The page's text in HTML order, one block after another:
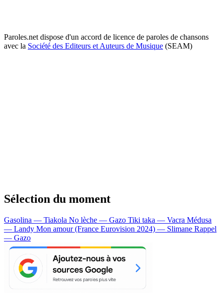
Paroles.net dispose d'un accord de licence de paroles de chansons
avec la Société des Editeurs et Auteurs de Musique (SEAM)
Sélection du moment
Gasolina — Tiakola No lèche — Gazo Tiki taka — Vacra Médusa
— Landy Mon amour (France Eurovision 2024) — Slimane Rappel
— Gazo